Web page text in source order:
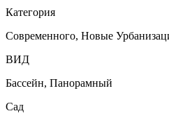
Категория
Cовременного, Новые
ВИД
Бассейн, Панорамный
Сад